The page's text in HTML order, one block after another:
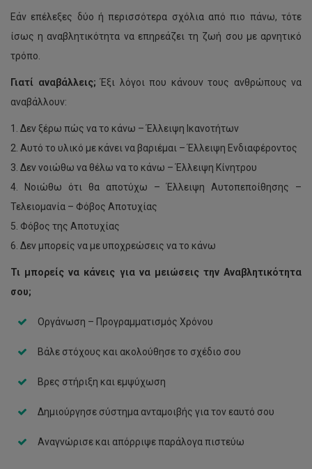
Εάν επέλεξες δύο ή περισσότερα σχόλια από πιο πάνω, τότε
ίσως η αναβλητικότητα να επηρεάζει τη ζωή σου με αρνητικό
τρόπο.
Γιατί αναβάλλεις;Έξι λόγοι που κάνουν τους ανθρώπους να
αναβάλλουν:
1. Δεν ξέρω πώς να το κάνω – Έλλειψη Ικανοτήτων
2. Αυτό το υλικό με κάνει να βαριέμαι – Έλλειψη Ενδιαφέροντος
3. Δεν νοιώθω να θέλω να το κάνω – Έλλειψη Κίνητρου
4. Νοιώθω ότι θα αποτύχω – Έλλειψη Αυτοπεποίθησης –
Τελειομανία – Φόβος Αποτυχίας
5. Φόβος της Αποτυχίας
6. Δεν μπορείς να με υποχρεώσεις να το κάνω
Τι μπορείς να κάνεις για να μειώσεις την Αναβλητικότητα
σου;
Οργάνωση – Προγραμματισμός Χρόνου
Βάλε στόχους και ακολούθησε το σχέδιο σου
Βρες στήριξη και εμψύχωση
Δημιούργησε σύστημα ανταμοιβής για τον εαυτό σου
Αναγνώρισε και απόρριψε παράλογα πιστεύω